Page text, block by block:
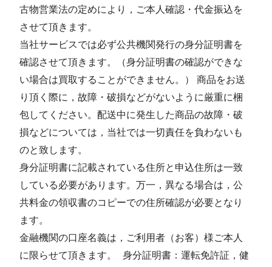
古物営業法の定めにより，ご本人確認・代金振込を
させて頂きます。
当社サービスでは必ず公共機関発⾏の⾝分証明書を
確認させて頂きます。（⾝分証明書の確認ができな
い場合は買取することができません。） 商品をお送
り頂く際に，故障・破損などがないように厳重に梱
包してください。配送中に発⽣した商品の故障・破
損などについては，当社では⼀切責任を負わないも
のと致します。
⾝分証明書に記載されている住所と申込住所は⼀致
している必要があります。万⼀，異なる場合は，公
共料⾦の領収書のコピーでの住所確認が必要となり
ます。
⾦融機関の⼝座名義は，ご利⽤者（お客）様ご本⼈
に限らせて頂きます。 ⾝分証明書：運転免許証，健